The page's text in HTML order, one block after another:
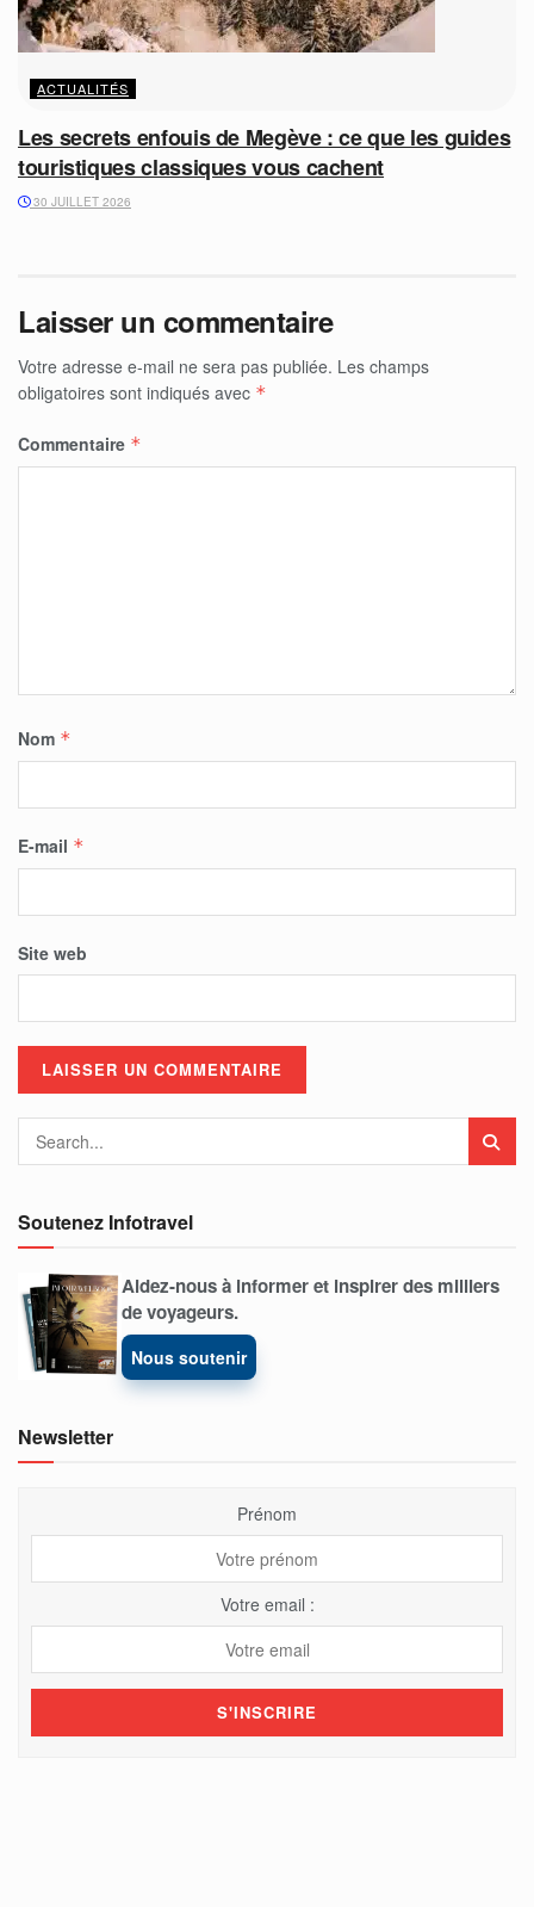
ACTUALITÉS
Les secrets enfouis de Megève : ce que les guides
touristiques classiques vous cachent
30 JUILLET 2026
Laisser un commentaire
Votre adresse e-mail ne sera pas publiée. Les champs
obligatoires sont indiqués avec *
Commentaire *
Nom *
E-mail *
Site web
Soutenez Infotravel
Aidez-nous à informer et inspirer des milliers
de voyageurs.
Nous soutenir
Newsletter
Prénom
Votre email :